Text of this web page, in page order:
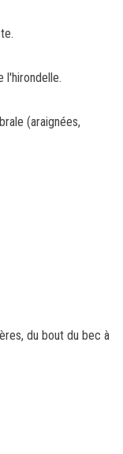
l'hirondelle.
(araignées,
du bout du bec à